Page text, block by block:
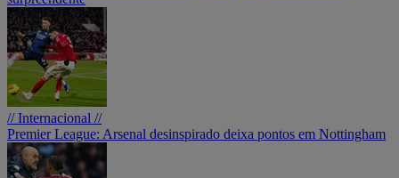
// Internacional //
Premier League: Arsenal desinspirado deixa pontos em Nottingham